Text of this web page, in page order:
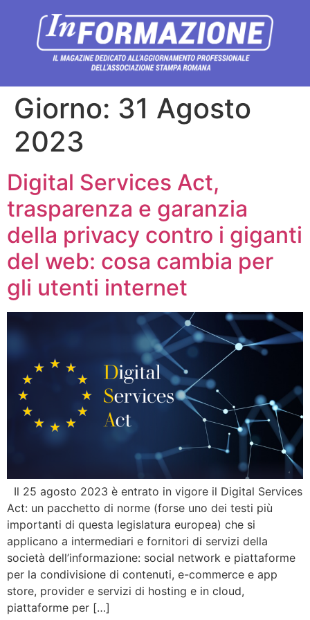
Giorno: 31 Agosto
2023
Digital Services Act,
trasparenza e garanzia
della privacy contro i giganti
del web: cosa cambia per
gli utenti internet
Il 25 agosto 2023 è entrato in vigore il Digital Services
Act: un pacchetto di norme (forse uno dei testi più
importanti di questa legislatura europea) che si
applicano a intermediari e fornitori di servizi della
società dell’informazione: social network e piattaforme
per la condivisione di contenuti, e-commerce e app
store, provider e servizi di hosting e in cloud,
piattaforme per […]